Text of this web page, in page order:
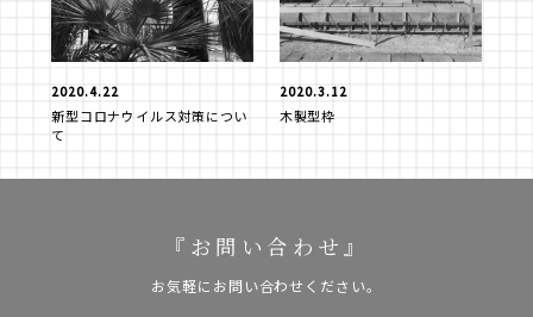
2020.4.22
新型コロナウイルス対策につい
て
2020.3.12
木製型枠
『お問い合わせ』
お気軽にお問い合わせください。